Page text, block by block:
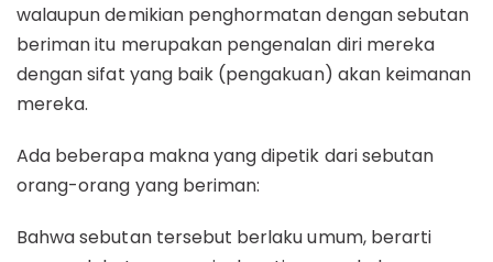
walaupun demikian penghormatan dengan sebutan
beriman itu merupakan pengenalan diri mereka
dengan sifat yang baik (pengakuan) akan keimanan
mereka.
Ada beberapa makna yang dipetik dari sebutan
orang-orang yang beriman:
Bahwa sebutan tersebut berlaku umum, berarti